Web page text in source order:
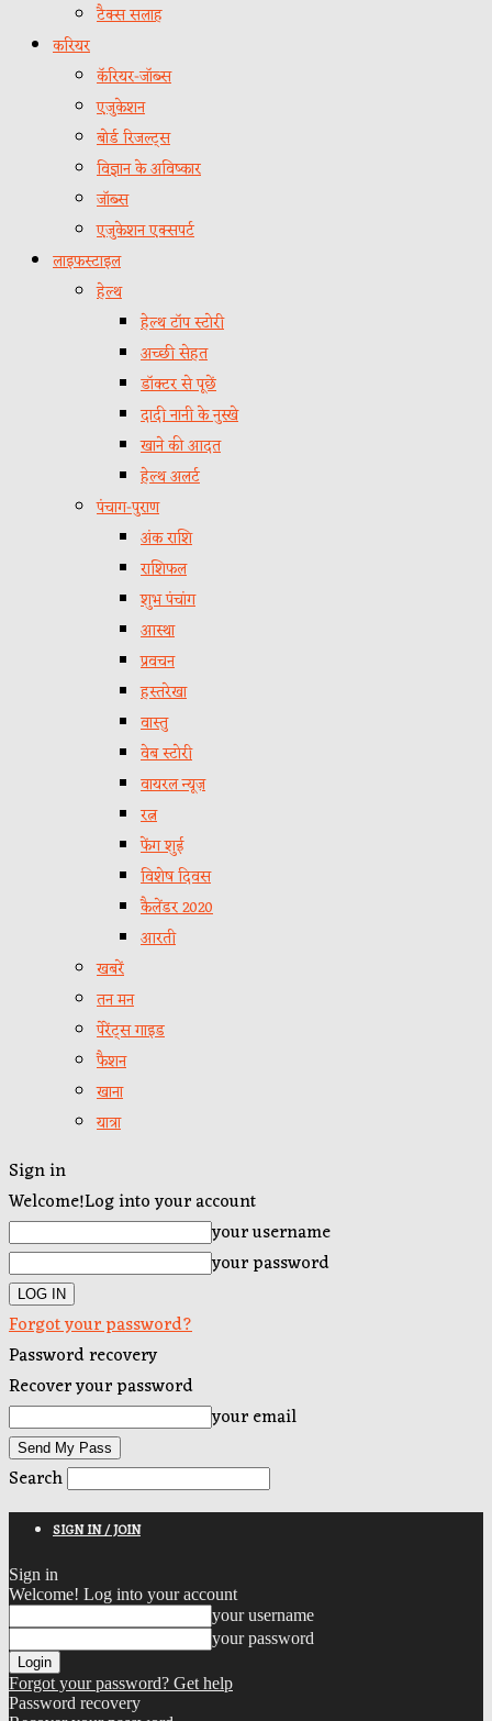
टैक्स सलाह
करियर
कॅरियर-जॉब्स
एजुकेशन
बोर्ड रिजल्ट्स
विज्ञान के अविष्कार
जॉब्स
एजुकेशन एक्सपर्ट
लाइफस्टाइल
हेल्थ
हेल्थ टॉप स्टोरी
अच्छी सेहत
डॉक्टर से पूछें
दादी नानी के नुस्खे
खाने की आदत
हेल्थ अलर्ट
पंचाग-पुराण
अंक राशि
राशिफल
शुभ पंचांग
आस्था
प्रवचन
हस्तरेखा
वास्तु
वेब स्टोरी
वायरल न्यूज़
रत्न
फेंग शुई
विशेष दिवस
कैलेंडर 2020
आरती
खबरें
तन मन
पेरेंट्स गाइड
फैशन
खाना
यात्रा
Sign in
Welcome!Log into your account
your username
your password
Forgot your password?
Password recovery
Recover your password
your email
Search
SIGN IN / JOIN
Sign in
Welcome! Log into your account
your username
your password
Forgot your password? Get help
Password recovery